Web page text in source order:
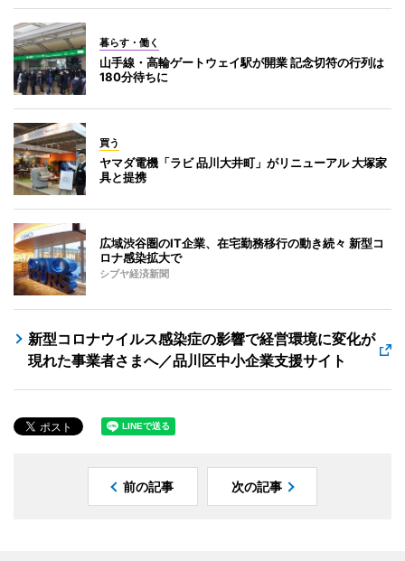
暮らす・働く
山手線・高輪ゲートウェイ駅が開業 記念切符の行列は
180分待ちに
買う
ヤマダ電機「ラビ 品川大井町」がリニューアル 大塚家
具と提携
広域渋谷圏のIT企業、在宅勤務移行の動き続々 新型コ
ロナ感染拡大で
シブヤ経済新聞
新型コロナウイルス感染症の影響で経営環境に変化が
現れた事業者さまへ／品川区中小企業支援サイト
前の記事 次の記事